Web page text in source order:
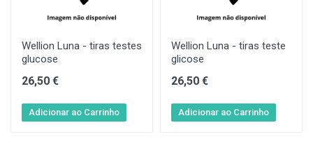
Wellion Luna - tiras testes
glucose
26,50 €
Wellion Luna - tiras teste
glicose
26,50 €